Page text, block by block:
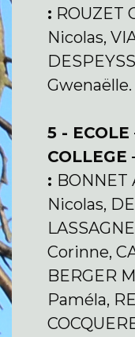
: ROUZET
Nicolas,
Gwenaëlle.
5 - ECOLE
COLLEGE
: BONNET
Nicolas,
Corinne,
BERGER
Paméla,